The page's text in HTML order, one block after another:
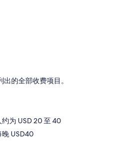
的全部收费项目。
为 USD 20 至 40
USD40